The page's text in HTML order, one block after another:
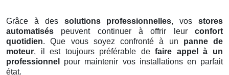
Grâce à des solutions professionnelles, vosstores
automatisés peuvent continuer à offrir leur confort
quotidien. Que vous soyez confronté à un panne de
moteur, il est toujours préférable defaire appel à un
professionnel
pour maintenir vos installations en parfait
état.